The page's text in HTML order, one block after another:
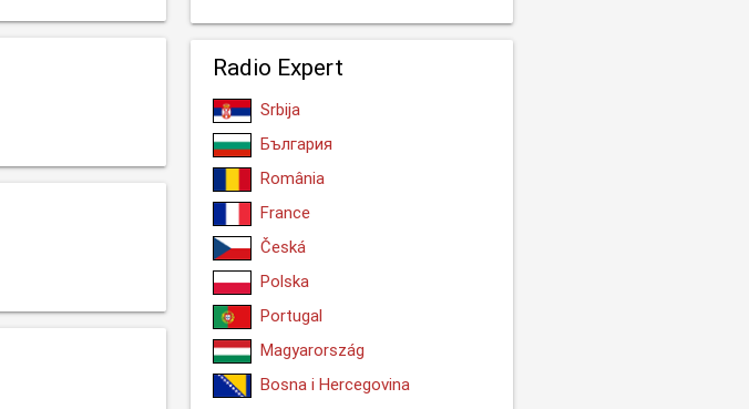
Radio Expert
Srbija
България
România
France
Česká
Polska
Portugal
Magyarország
Bosna i Hercegovina